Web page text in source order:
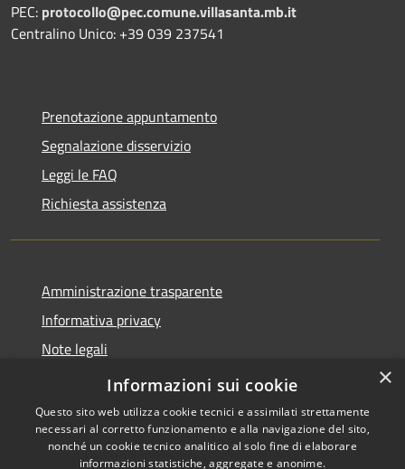
PEC: protocollo@pec.comune.villasanta.mb.it
Centralino Unico: +39 039 237541
Prenotazione appuntamento
Segnalazione disservizio
Leggi le FAQ
Richiesta assistenza
Amministrazione trasparente
Informativa privacy
Note legali
Dichiarazione di accessibilità
×
Informazioni sui cookie
Questo sito web utilizza cookie tecnici e assimilati strettamente
necessari al corretto funzionamento e alla navigazione del sito,
nonché un cookie tecnico analitico al solo fine di elaborare
informazioni statistiche, aggregate e anonime.